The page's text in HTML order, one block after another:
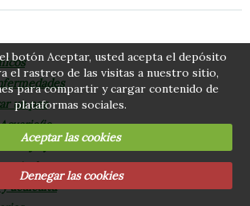
un pez
con ajo y A
acuicultu
botón Aceptar, usted acepta el depósito
el rastreo de las visitas a nuestro sitio,
para compartir y cargar contenido de
plataformas sociales.
Aceptar las cookies
Denegar las cookies